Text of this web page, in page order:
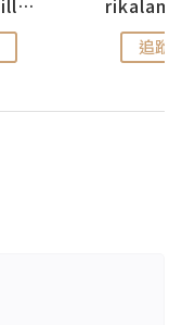
思思賢 ChillMyBabe
追蹤